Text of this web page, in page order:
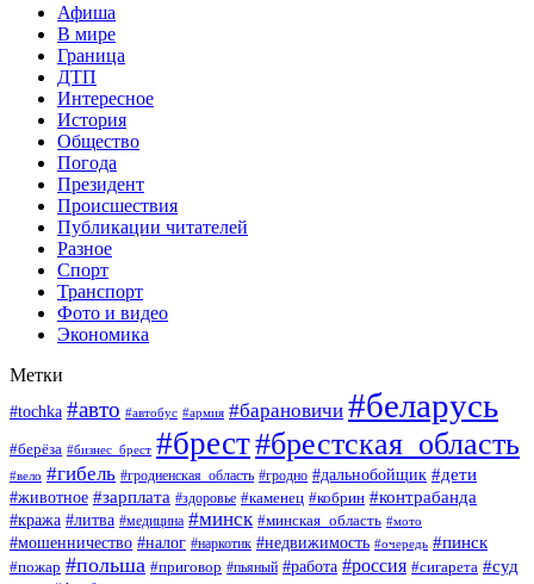
Афиша
В мире
Граница
ДТП
Интересное
История
Общество
Погода
Президент
Происшествия
Публикации читателей
Разное
Спорт
Транспорт
Фото и видео
Экономика
Метки
#tochka #авто #автобус #армия #барановичи #беларусь
#берёза #бизнес_брест #брест#брестская_область
#вело #гибель #гродненская_область #гродно #дальнобойщик #дети
#животное #зарплата #здоровье #каменец #кобрин #контрабанда
#кража #литва #медицина #минск #минская_область #мото
#мошенничество #налог #наркотик #недвижимость #очередь #пинск
#пожар #польша #приговор #пьяный #работа #россия #сигарета #суд